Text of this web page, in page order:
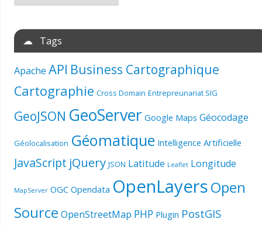
☁ Tags
Apache API Business Cartographique
Cartographie Cross Domain Entrepreunariat SIG
GeoJSON GeoServer Google Maps Géocodage
Géolocalisation Géomatique Intelligence Artificielle
JavaScript jQuery JSON Latitude Leaflet Longitude
MapServer OGC Opendata OpenLayersOpen
Source OpenStreetMap PHP Plugin PostGIS